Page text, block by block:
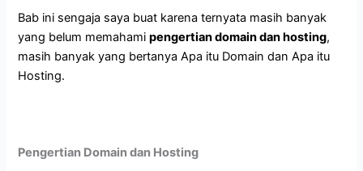
Bab ini sengaja saya buat karena ternyata masih banyak
yang belum memahamipengertian domain dan hosting,
masih banyak yang bertanya Apa itu Domain dan Apa itu
Hosting.
Pengertian Domain dan Hosting